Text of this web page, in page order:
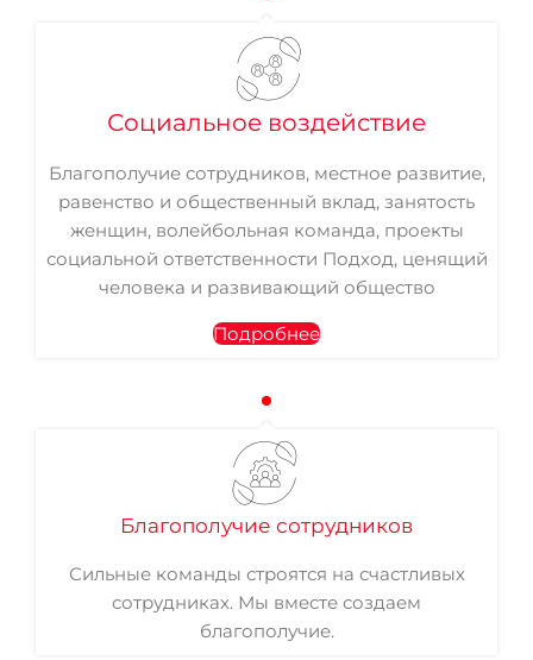
Социальное воздействие
Благополучие сотрудников, местное развитие,
равенство и общественный вклад, занятость
женщин, волейбольная команда, проекты
социальной ответственности Подход, ценящий
человека и развивающий общество
Подробнее
Благополучие сотрудников
Сильные команды строятся на счастливых
сотрудниках. Мы вместе создаем
благополучие.